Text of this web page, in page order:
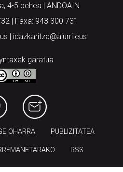
4-5 behea | ANDOAIN
| Faxa: 943 300 731
| idazkaritza@aiurri.eus
garatua
OHARRA PUBLIZITATEA
RSS